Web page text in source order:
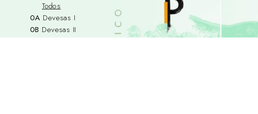
Todos
0A Devesas I
0B Devesas II